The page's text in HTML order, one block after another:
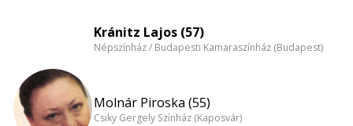
Kránitz Lajos (57)
Népszínház / Budapesti Kamaraszínház (Budapest)
Molnár Piroska (55)
Csiky Gergely Színház (Kaposvár)